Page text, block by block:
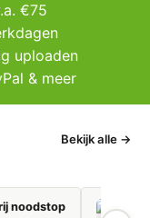
€75
uploaden
& meer
Bekijk alle →
noodstop